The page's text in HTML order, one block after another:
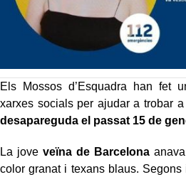
Els Mossos d’Esquadra han fet
xarxes socials per ajudar a trobar a
desapareguda el passat 15 de
La joveveïna de Barcelona
color granat i texans blaus.